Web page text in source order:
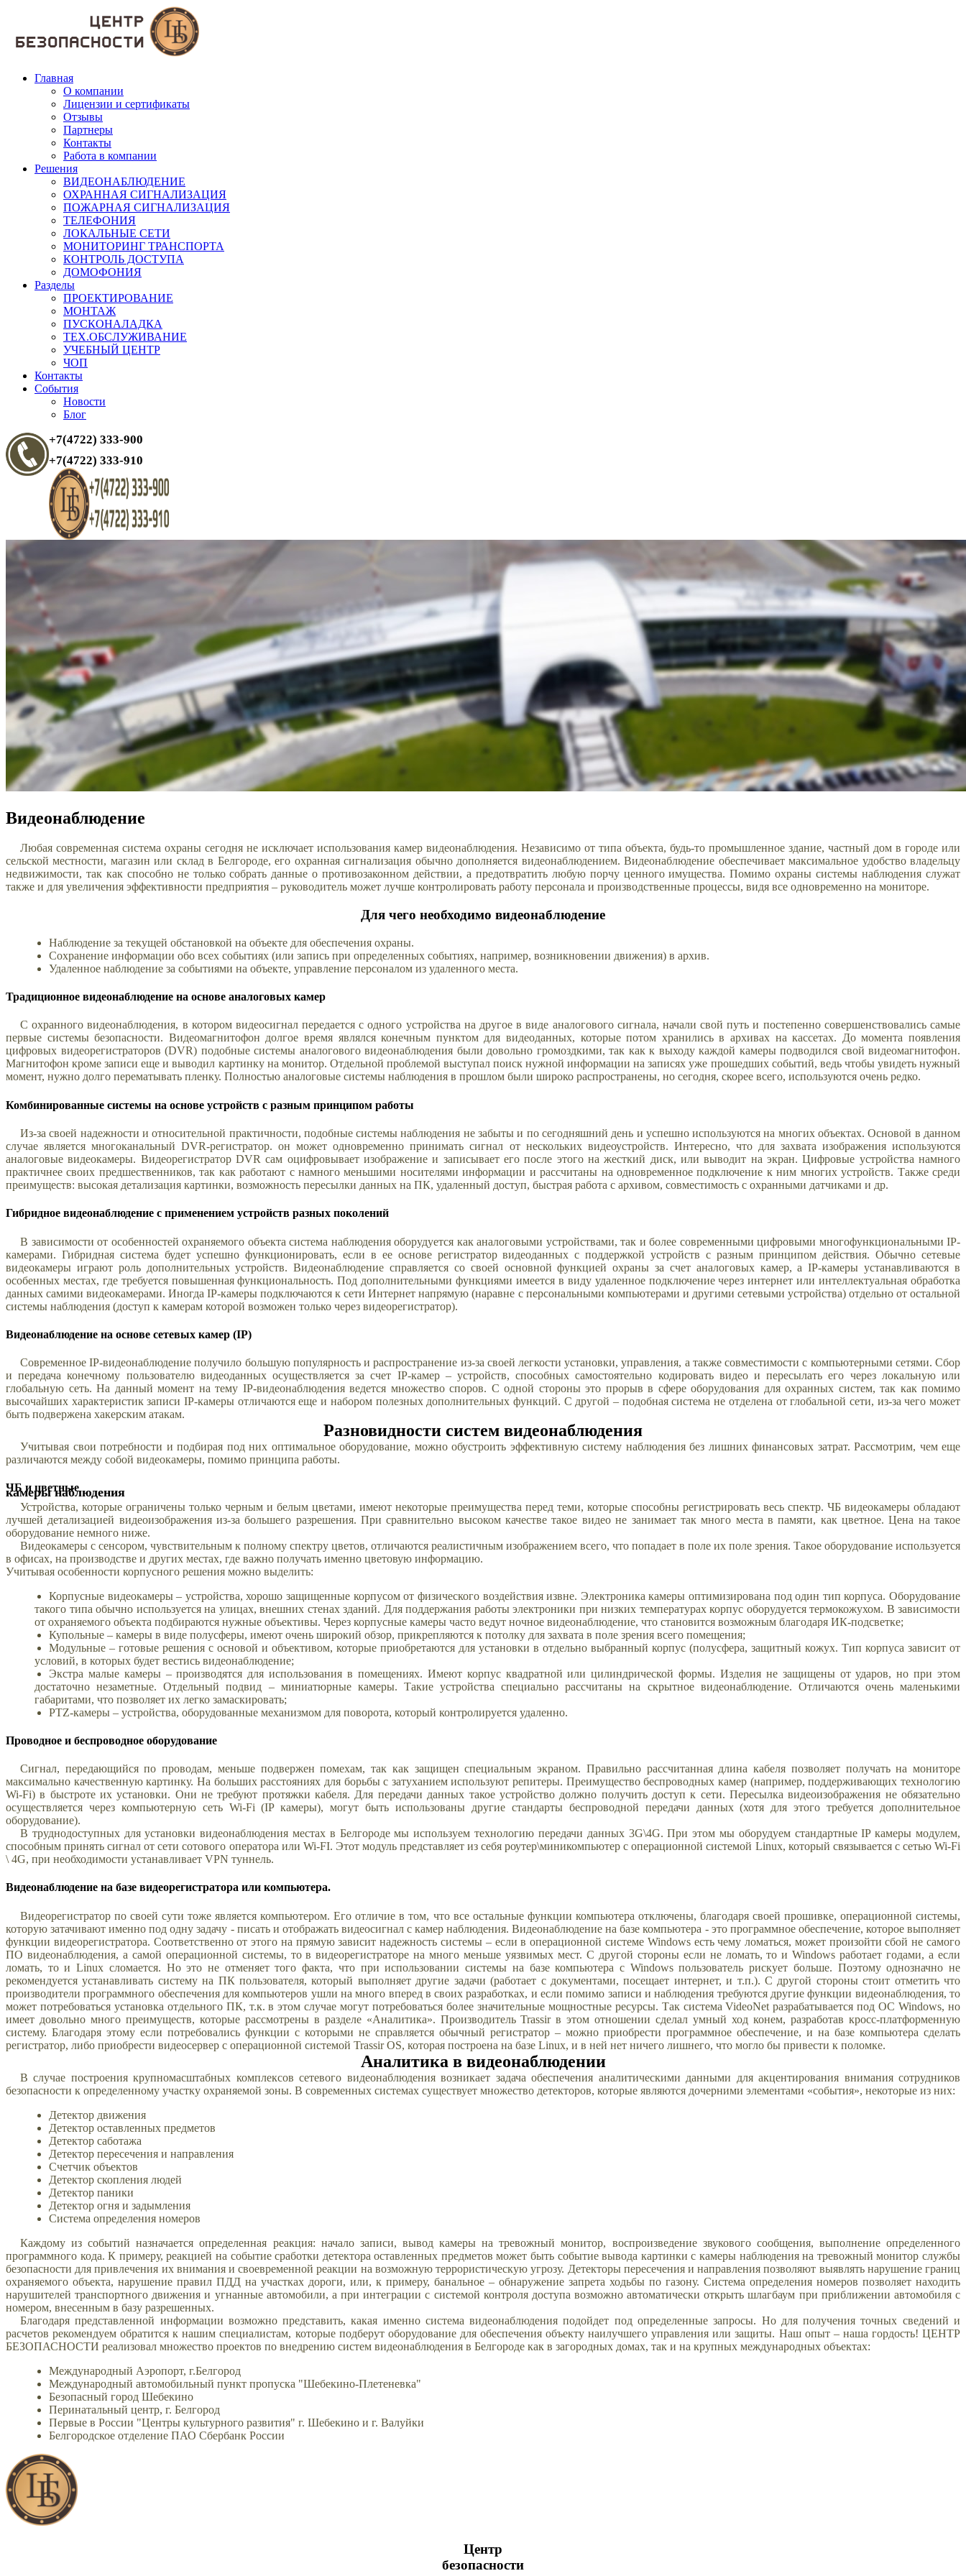
Главная
О компании
Лицензии и сертификаты
Отзывы
Партнеры
Контакты
Работа в компании
Решения
ВИДЕОНАБЛЮДЕНИЕ
ОХРАННАЯ СИГНАЛИЗАЦИЯ
ПОЖАРНАЯ СИГНАЛИЗАЦИЯ
ТЕЛЕФОНИЯ
ЛОКАЛЬНЫЕ СЕТИ
МОНИТОРИНГ ТРАНСПОРТА
КОНТРОЛЬ ДОСТУПА
ДОМОФОНИЯ
Разделы
ПРОЕКТИРОВАНИЕ
МОНТАЖ
ПУСКОНАЛАДКА
ТЕХ.ОБСЛУЖИВАНИЕ
УЧЕБНЫЙ ЦЕНТР
ЧОП
Контакты
События
Новости
Блог
+7(4722) 333-900
+7(4722) 333-910
Видеонаблюдение
Любая современная система охраны сегодня не исключает использования камер видеонаблюдения. Независимо от типа объекта, будь-то промышленное здание, частный дом в городе или
сельской местности, магазин или склад в Белгороде, его охранная сигнализация обычно дополняется видеонаблюдением. Видеонаблюдение обеспечивает максимальное удобство владельцу
недвижимости, так как способно не только собрать данные о противозаконном действии, а предотвратить любую порчу ценного имущества. Помимо охраны системы наблюдения служат
также и для увеличения эффективности предприятия – руководитель может лучше контролировать работу персонала и производственные процессы, видя все одновременно на мониторе.
Для чего необходимо видеонаблюдение
Наблюдение за текущей обстановкой на объекте для обеспечения охраны.
Сохранение информации обо всех событиях (или запись при определенных событиях, например, возникновении движения) в архив.
Удаленное наблюдение за событиями на объекте, управление персоналом из удаленного места.
Традиционное видеонаблюдение на основе аналоговых камер
С охранного видеонаблюдения, в котором видеосигнал передается с одного устройства на другое в виде аналогового сигнала, начали свой путь и постепенно совершенствовались самые
первые системы безопасности. Видеомагнитофон долгое время являлся конечным пунктом для видеоданных, которые потом хранились в архивах на кассетах. До момента появления
цифровых видеорегистраторов (DVR) подобные системы аналогового видеонаблюдения были довольно громоздкими, так как к выходу каждой камеры подводился свой видеомагнитофон.
Магнитофон кроме записи еще и выводил картинку на монитор. Отдельной проблемой выступал поиск нужной информации на записях уже прошедших событий, ведь чтобы увидеть нужный
момент, нужно долго перематывать пленку. Полностью аналоговые системы наблюдения в прошлом были широко распространены, но сегодня, скорее всего, используются очень редко.
Комбинированные системы на основе устройств с разным принципом работы
Из-за своей надежности и относительной практичности, подобные системы наблюдения не забыты и по сегодняшний день и успешно используются на многих объектах. Основой в данном
случае является многоканальный DVR-регистратор. он может одновременно принимать сигнал от нескольких видеоустройств. Интересно, что для захвата изображения используются
аналоговые видеокамеры. Видеорегистратор DVR сам оцифровывает изображение и записывает его после этого на жесткий диск, или выводит на экран. Цифровые устройства намного
практичнее своих предшественников, так как работают с намного меньшими носителями информации и рассчитаны на одновременное подключение к ним многих устройств. Также среди
преимуществ: высокая детализация картинки, возможность пересылки данных на ПК, удаленный доступ, быстрая работа с архивом, совместимость с охранными датчиками и др.
Гибридное видеонаблюдение с применением устройств разных поколений
В зависимости от особенностей охраняемого объекта система наблюдения оборудуется как аналоговыми устройствами, так и более современными цифровыми многофункциональными IP-
камерами. Гибридная система будет успешно функционировать, если в ее основе регистратор видеоданных с поддержкой устройств с разным принципом действия. Обычно сетевые
видеокамеры играют роль дополнительных устройств. Видеонаблюдение справляется со своей основной функцией охраны за счет аналоговых камер, а IP-камеры устанавливаются в
особенных местах, где требуется повышенная функциональность. Под дополнительными функциями имеется в виду удаленное подключение через интернет или интеллектуальная обработка
данных самими видеокамерами. Иногда IP-камеры подключаются к сети Интернет напрямую (наравне с персональными компьютерами и другими сетевыми устройства) отдельно от остальной
системы наблюдения (доступ к камерам которой возможен только через видеорегистратор).
Видеонаблюдение на основе сетевых камер (IP)
Современное IP-видеонаблюдение получило большую популярность и распространение из-за своей легкости установки, управления, а также совместимости с компьютерными сетями. Сбор
и передача конечному пользователю видеоданных осуществляется за счет IP-камер – устройств, способных самостоятельно кодировать видео и пересылать его через локальную или
глобальную сеть. На данный момент на тему IP-видеонаблюдения ведется множество споров. С одной стороны это прорыв в сфере оборудования для охранных систем, так как помимо
высочайших характеристик записи IP-камеры отличаются еще и набором полезных дополнительных функций. С другой – подобная система не отделена от глобальной сети, из-за чего может
быть подвержена хакерским атакам.
Разновидности систем видеонаблюдения
Учитывая свои потребности и подбирая под них оптимальное оборудование, можно обустроить эффективную систему наблюдения без лишних финансовых затрат. Рассмотрим, чем еще
различаются между собой видеокамеры, помимо принципа работы.
ЧБ и цветные
камеры наблюдения
Устройства, которые ограничены только черным и белым цветами, имеют некоторые преимущества перед теми, которые способны регистрировать весь спектр. ЧБ видеокамеры обладают
лучшей детализацией видеоизображения из-за большего разрешения. При сравнительно высоком качестве такое видео не занимает так много места в памяти, как цветное. Цена на такое
оборудование немного ниже.
Видеокамеры с сенсором, чувствительным к полному спектру цветов, отличаются реалистичным изображением всего, что попадает в поле их поле зрения. Такое оборудование используется
в офисах, на производстве и других местах, где важно получать именно цветовую информацию.
Учитывая особенности корпусного решения можно выделить:
Корпусные видеокамеры – устройства, хорошо защищенные корпусом от физического воздействия извне. Электроника камеры оптимизирована под один тип корпуса. Оборудование
такого типа обычно используется на улицах, внешних стенах зданий. Для поддержания работы электроники при низких температурах корпус оборудуется термокожухом. В зависимости
от охраняемого объекта подбираются нужные объективы. Через корпусные камеры часто ведут ночное видеонаблюдение, что становится возможным благодаря ИК-подсветке;
Купольные – камеры в виде полусферы, имеют очень широкий обзор, прикрепляются к потолку для захвата в поле зрения всего помещения;
Модульные – готовые решения с основой и объективом, которые приобретаются для установки в отдельно выбранный корпус (полусфера, защитный кожух. Тип корпуса зависит от
условий, в которых будет вестись видеонаблюдение;
Экстра малые камеры – производятся для использования в помещениях. Имеют корпус квадратной или цилиндрической формы. Изделия не защищены от ударов, но при этом
достаточно незаметные. Отдельный подвид – миниатюрные камеры. Такие устройства специально рассчитаны на скрытное видеонаблюдение. Отличаются очень маленькими
габаритами, что позволяет их легко замаскировать;
PTZ-камеры – устройства, оборудованные механизмом для поворота, который контролируется удаленно.
Проводное и беспроводное оборудование
Сигнал, передающийся по проводам, меньше подвержен помехам, так как защищен специальным экраном. Правильно рассчитанная длина кабеля позволяет получать на мониторе
максимально качественную картинку. На больших расстояниях для борьбы с затуханием используют репитеры. Преимущество беспроводных камер (например, поддерживающих технологию
Wi-Fi) в быстроте их установки. Они не требуют протяжки кабеля. Для передачи данных такое устройство должно получить доступ к сети. Пересылка видеоизображения не обязательно
осуществляется через компьютерную сеть Wi-Fi (IP камеры), могут быть использованы другие стандарты беспроводной передачи данных (хотя для этого требуется дополнительное
оборудование).
В труднодоступных для установки видеонаблюдения местах в Белгороде мы используем технологию передачи данных 3G\4G. При этом мы оборудуем стандартные IP камеры модулем,
способным принять сигнал от сети сотового оператора или Wi-FI. Этот модуль представляет из себя роутер\миникомпьютер с операционной системой Linux, который связывается с сетью Wi-Fi
\ 4G, при необходимости устанавливает VPN туннель.
Видеонаблюдение на базе видеорегистратора или компьютера.
Видеорегистратор по своей сути тоже является компьютером. Его отличие в том, что все остальные функции компьютера отключены, благодаря своей прошивке, операционной системы,
которую затачивают именно под одну задачу - писать и отображать видеосигнал с камер наблюдения. Видеонаблюдение на базе компьютера - это программное обеспечение, которое выполняет
функции видеорегистратора. Соответственно от этого на прямую зависит надежность системы – если в операционной системе Windows есть чему ломаться, может произойти сбой не самого
ПО видеонаблюдения, а самой операционной системы, то в видеорегистраторе на много меньше уязвимых мест. С другой стороны если не ломать, то и Windows работает годами, а если
ломать, то и Linux сломается. Но это не отменяет того факта, что при использовании системы на базе компьютера с Windows пользователь рискует больше. Поэтому однозначно не
рекомендуется устанавливать систему на ПК пользователя, который выполняет другие задачи (работает с документами, посещает интернет, и т.п.). С другой стороны стоит отметить что
производители программного обеспечения для компьютеров ушли на много вперед в своих разработках, и если помимо записи и наблюдения требуются другие функции видеонаблюдения, то
может потребоваться установка отдельного ПК, т.к. в этом случае могут потребоваться более значительные мощностные ресурсы. Так система VideoNet разрабатывается под ОС Windows, но
имеет довольно много преимуществ, которые рассмотрены в разделе «Аналитика». Производитель Trassir в этом отношении сделал умный ход конем, разработав кросс-платформенную
систему. Благодаря этому если потребовались функции с которыми не справляется обычный регистратор – можно приобрести программное обеспечение, и на базе компьютера сделать
регистратор, либо приобрести видеосервер с операционной системой Trassir OS, которая построена на базе Linux, и в ней нет ничего лишнего, что могло бы привести к поломке.
Аналитика в видеонаблюдении
В случае построения крупномасштабных комплексов сетевого видеонаблюдения возникает задача обеспечения аналитическими данными для акцентирования внимания сотрудников
безопасности к определенному участку охраняемой зоны. В современных системах существует множество детекторов, которые являются дочерними элементами «события», некоторые из них:
Детектор движения
Детектор оставленных предметов
Детектор саботажа
Детектор пересечения и направления
Счетчик объектов
Детектор скопления людей
Детектор паники
Детектор огня и задымления
Система определения номеров
Каждому из событий назначается определенная реакция: начало записи, вывод камеры на тревожный монитор, воспроизведение звукового сообщения, выполнение определенного
программного кода. К примеру, реакцией на событие сработки детектора оставленных предметов может быть событие вывода картинки с камеры наблюдения на тревожный монитор службы
безопасности для привлечения их внимания и своевременной реакции на возможную террористическую угрозу. Детекторы пересечения и направления позволяют выявлять нарушение границ
охраняемого объекта, нарушение правил ПДД на участках дороги, или, к примеру, банальное – обнаружение запрета ходьбы по газону. Система определения номеров позволяет находить
нарушителей транспортного движения и угнанные автомобили, а при интеграции с системой контроля доступа возможно автоматически открыть шлагбаум при приближении автомобиля с
номером, внесенным в базу разрешенных.
Благодаря представленной информации возможно представить, какая именно система видеонаблюдения подойдет под определенные запросы. Но для получения точных сведений и
расчетов рекомендуем обратится к нашим специалистам, которые подберут оборудование для обеспечения объекту наилучшего управления или защиты. Наш опыт – наша гордость! ЦЕНТР
БЕЗОПАСНОСТИ реализовал множество проектов по внедрению систем видеонаблюдения в Белгороде как в загородных домах, так и на крупных международных объектах:
Международный Аэропорт, г.Белгород
Международный автомобильный пункт пропуска "Шебекино-Плетеневка"
Безопасный город Шебекино
Перинатальный центр, г. Белгород
Первые в России "Центры культурного развития" г. Шебекино и г. Валуйки
Белгородское отделение ПАО Сбербанк России
Центр
безопасности